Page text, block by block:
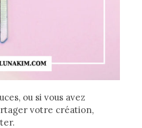
ou si vous avez
votre création,